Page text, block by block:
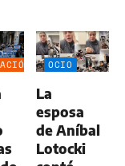
OCIO
La
esposa
de Aníbal
Lotocki